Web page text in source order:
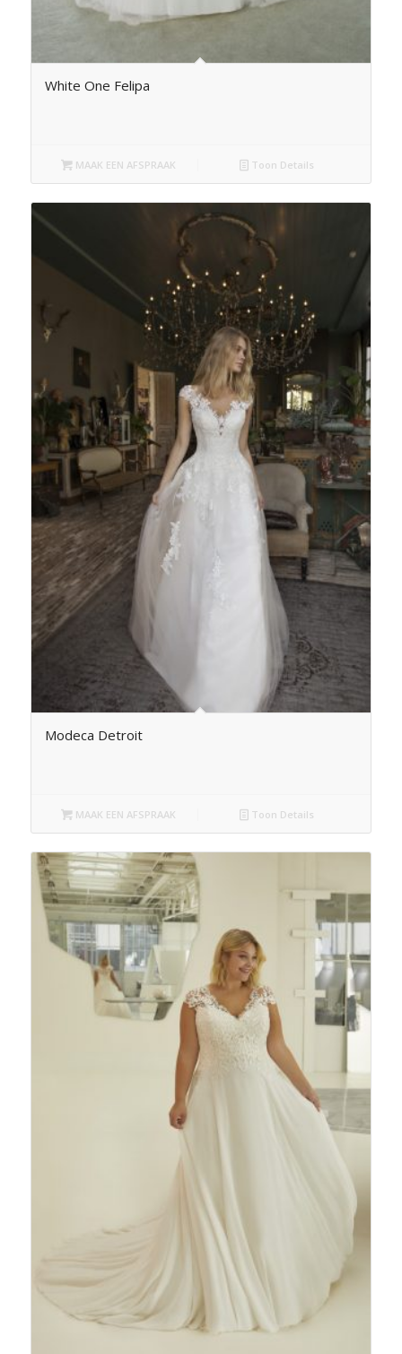
White One Felipa
MAAK EEN AFSPRAAK Toon Details
Modeca Detroit
MAAK EEN AFSPRAAK Toon Details